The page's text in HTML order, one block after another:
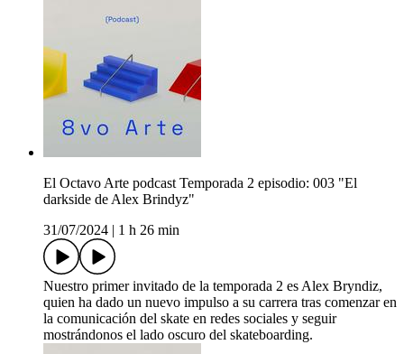
El Octavo Arte podcast Temporada 2 episodio: 003 "El
darkside de Alex Brindyz"
31/07/2024
1 h 26 min
Nuestro primer invitado de la temporada 2 es Alex Bryndiz,
quien ha dado un nuevo impulso a su carrera tras comenzar en
la comunicación del skate en redes sociales y seguir
mostrándonos el lado oscuro del skateboarding.